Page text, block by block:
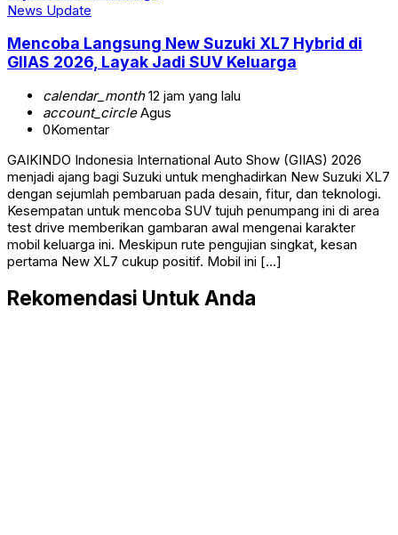
News Update
Mencoba Langsung New Suzuki XL7 Hybrid di
GIIAS 2026, Layak Jadi SUV Keluarga
calendar_month12 jam yang lalu
account_circleAgus
0Komentar
GAIKINDO Indonesia International Auto Show (GIIAS) 2026
menjadi ajang bagi Suzuki untuk menghadirkan New Suzuki XL7
dengan sejumlah pembaruan pada desain, fitur, dan teknologi.
Kesempatan untuk mencoba SUV tujuh penumpang ini di area
test drive memberikan gambaran awal mengenai karakter
mobil keluarga ini. Meskipun rute pengujian singkat, kesan
pertama New XL7 cukup positif. Mobil ini […]
Rekomendasi Untuk Anda